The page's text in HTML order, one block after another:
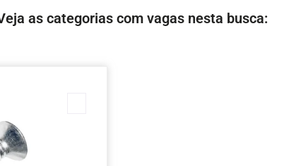
as categorias com vagas nesta busca: